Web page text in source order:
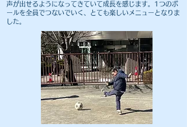
声が出せるようになってきていて成長を感じます。1つのボ
ールを全員でつないでいく、とても楽しいメニューとなりま
した。